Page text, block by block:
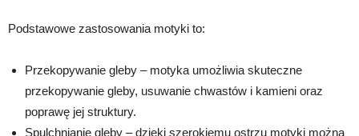
Podstawowe zastosowania motyki to:
Przekopywanie gleby – motyka umożliwia skuteczne
przekopywanie gleby, usuwanie chwastów i kamieni oraz
poprawę jej struktury.
Spulchnianie gleby – dzięki szerokiemu ostrzu motyki można